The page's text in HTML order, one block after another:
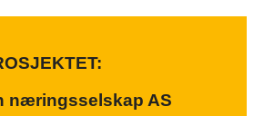
næringsselskap AS